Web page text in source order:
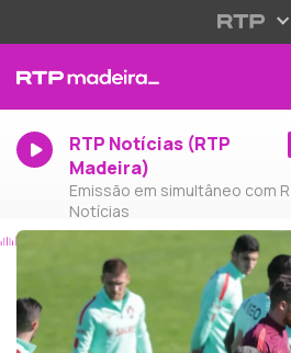
RTP Notícias (RTP
Madeira)
Emissão em simultâneo com
Notícias